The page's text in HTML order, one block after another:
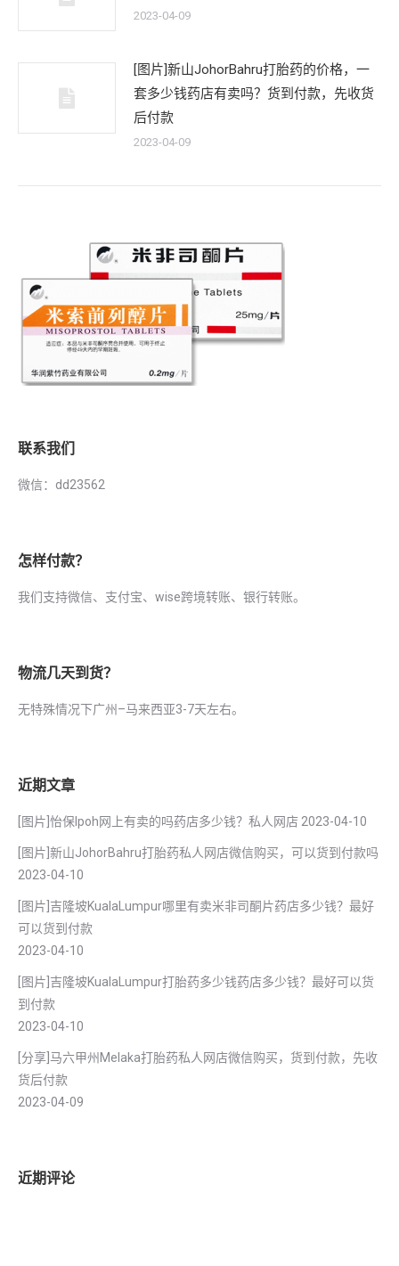
2023-04-09
[图片]新山JohorBahru打胎药的价格，一
套多少钱药店有卖吗？货到付款，先收货
后付款
2023-04-09
联系我们
微信：dd23562
怎样付款？
我们支持微信、支付宝、wise跨境转账、银行转账。
物流几天到货？
无特殊情况下广州–马来西亚3-7天左右。
近期文章
[图片]怡保lpoh网上有卖的吗药店多少钱？私人网店 2023-04-10
[图片]新山JohorBahru打胎药私人网店微信购买，可以货到付款吗
2023-04-10
[图片]吉隆坡KualaLumpur哪里有卖米非司酮片药店多少钱？最好
可以货到付款
2023-04-10
[图片]吉隆坡KualaLumpur打胎药多少钱药店多少钱？最好可以货
到付款
2023-04-10
[分享]马六甲州Melaka打胎药私人网店微信购买，货到付款，先收
货后付款
2023-04-09
近期评论